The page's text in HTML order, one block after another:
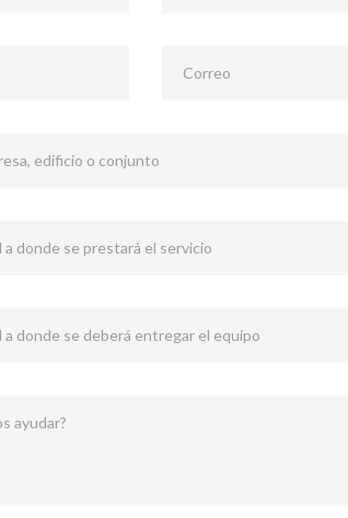
Correo
edificio o conjunto
a donde se prestará el servicio
a donde se deberá entregar el equipo
ayudar?